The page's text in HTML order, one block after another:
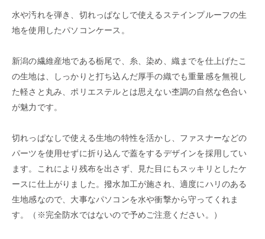
水や汚れを弾き、切れっぱなしで使えるステインプルーフの生
地を使用したパソコンケース。
新潟の繊維産地である栃尾で、糸、染め、織までを仕上げたこ
の生地は、しっかりと打ち込んだ厚手の織でも重量感を無視し
た軽さと丸み、ポリエステルとは思えない杢調の自然な色合い
が魅力です。
切れっぱなしで使える生地の特性を活かし、ファスナーなどの
パーツを使用せずに折り込んで蓋をするデザインを採用してい
ます。これにより残布を出さず、見た目にもスッキリとしたケ
ースに仕上がりました。撥水加工が施され、適度にハリのある
生地感なので、大事なパソコンを水や衝撃から守ってくれま
す。（※完全防水ではないので予めご注意ください。）